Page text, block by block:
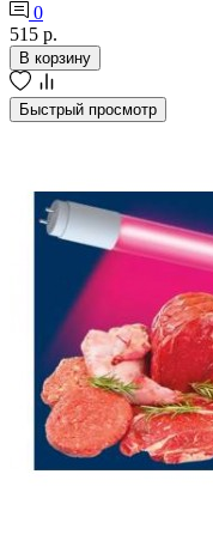
0
515 р.
В корзину
Быстрый просмотр